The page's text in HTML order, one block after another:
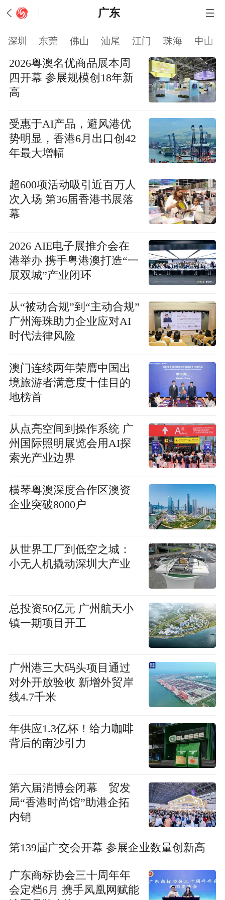
广东
深圳 东莞 佛山 汕尾 江门 珠海 中山
2026粤澳名优商品展本周
四开幕 参展规模创18年新
高
受惠于AI产品，避风港优
势明显，香港6月出口创42
年最大增幅
超600项活动吸引近百万人
次入场 第36届香港书展落
幕
2026 AIE电子展推介会在
港举办 携手粤港澳打造“一
展双城”产业闭环
从“被动合规”到“主动合规”
广州海珠助力企业应对AI
时代法律风险
澳门连续两年荣膺中国出
境旅游者满意度十佳目的
地榜首
从点亮空间到操作系统 广
州国际照明展览会用AI探
索光产业边界
横琴粤澳深度合作区澳资
企业突破8000户
从世界工厂到低空之城：
小无人机撬动深圳大产业
总投资50亿元 广州航天小
镇一期项目开工
广州港三大码头项目通过
对外开放验收 新增外贸岸
线4.7千米
年供应1.3亿杯！给力咖啡
背后的南沙引力
第六届消博会闭幕 贸发
局“香港时尚馆”助港企拓
内销
第139届广交会开幕 参展企业数量创新高
广东商标协会三十周年年
会定档6月 携手凤凰网赋能